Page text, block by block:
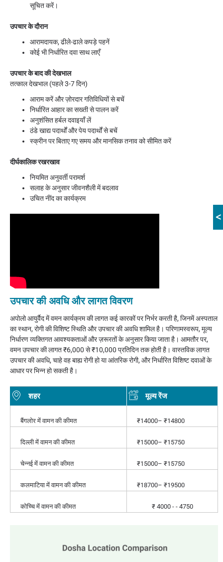
<
सूचित करें।
उपचार के दौरान
आरामदायक, ढीले-ढाले कपड़े पहनें
कोई भी निर्धारित दवा साथ लाएँ
उपचार के बाद की देखभाल
तत्काल देखभाल (पहले 3-7 दिन)
आराम करें और ज़ोरदार गतिविधियों से बचें
निर्धारित आहार का सख्ती से पालन करें
अनुशंसित हर्बल दवाइयाँ लें
ठंडे खाद्य पदार्थों और पेय पदार्थों से बचें
स्क्रीन पर बिताए गए समय और मानसिक तनाव को सीमित करें
दीर्घकालिक रखरखाव
नियमित अनुवर्ती परामर्श
सलाह के अनुसार जीवनशैली में बदलाव
उचित नींद का कार्यक्रम
उपचार की अवधि और लागत विवरण
अपोलो आयुर्वैद में वमन कार्यक्रम की लागत कई कारकों पर निर्भर करती है, जिनमें अस्पताल
का स्थान, रोगी की विशिष्ट स्थिति और उपचार की अवधि शामिल है। परिणामस्वरूप, मूल्य
निर्धारण व्यक्तिगत आवश्यकताओं और ज़रूरतों के अनुसार किया जाता है। आमतौर पर,
वमन उपचार की लागत ₹6,000 से ₹10,000 प्रतिदिन तक होती है। वास्तविक लागत
उपचार की अवधि, चाहे वह बाह्य रोगी हो या आंतरिक रोगी, और निर्धारित विशिष्ट दवाओं के
आधार पर भिन्न हो सकती है।
शहर मूल्य रेंज
बैंगलोर में वामन की कीमत ₹14000– ₹14800
दिल्ली में वामन की कीमत ₹15000– ₹15750
चेन्नई में वामन की कीमत ₹15000– ₹15750
कलमाटिया में वामन की कीमत ₹18700– ₹19500
कोच्चि में वामन की कीमत ₹ 4000 - - 4750